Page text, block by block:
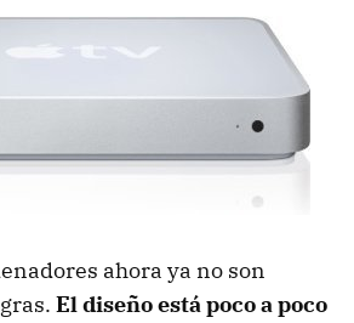
ahora ya no son
El diseño está poco a poco